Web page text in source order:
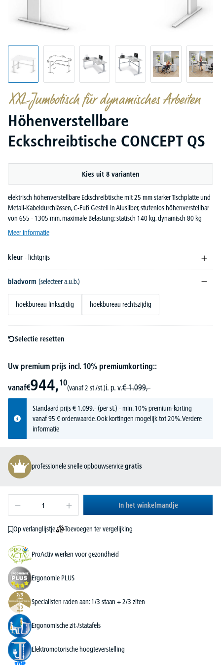
XXL-Jumbotisch für dynamisches Arbeiten
Höhenverstellbare
Eckschreibtische CONCEPT QS
Kies uit 8 varianten
elektrisch höhenverstellbare Eckschreibtische mit 25 mm starker Tischplatte und
Metall-Kabeldurchlässen, C-Fuß Gestell in Alusilber, stufenlos höhenverstellbar
von 655 - 1305 mm, maximale Belastung: statisch 140 kg, dynamisch 80 kg
Meer informatie
kleur - lichtgrijs
bladvorm (selecteer a.u.b.)
hoekbureau linkszijdig hoekbureau rechtszijdig
Selectie resetten
Uw premium prijs incl. 10% premiumkorting::
vanaf€944,10
(vanaf 2 st./st.)i. p. v.€ 1.099,-
Standaard prijs€ 1.099,-(per st.) - min. 10% premium-korting
vanaf 95 € orderwaarde. Ook kortingen mogelijk tot 20%.Verdere
informatie
professionele snelle opbouwservicegratis
In het winkelmandje
Op verlanglijstje Toevoegen ter vergelijking
ProActiv werken voor gezondheid
Ergonomie PLUS
Specialisten raden aan: 1/3 staan + 2/3 ziten
Ergonomische zit-/statafels
Elektromotorische hoogteverstelling